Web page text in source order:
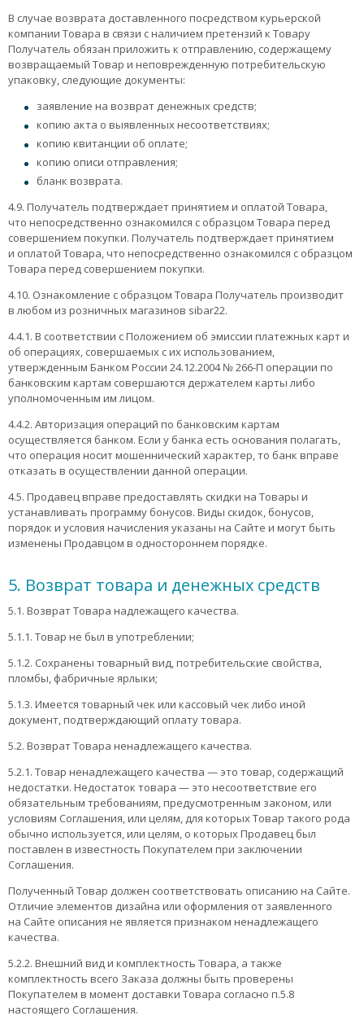
В случае возврата доставленного посредством курьерской
компании Товара в связи с наличием претензий к Товару
Получатель обязан приложить к отправлению, содержащему
возвращаемый Товар и неповрежденную потребительскую
упаковку, следующие документы:
заявление на возврат денежных средств;
копию акта о выявленных несоответствиях;
копию квитанции об оплате;
копию описи отправления;
бланк возврата.
4.9. Получатель подтверждает принятием и оплатой Товара,
что непосредственно ознакомился с образцом Товара перед
совершением покупки. Получатель подтверждает принятием
и оплатой Товара, что непосредственно ознакомился с образцом
Товара перед совершением покупки.
4.10. Ознакомление с образцом Товара Получатель производит
в любом из розничных магазинов sibar22.
4.4.1. В соответствии с Положением об эмиссии платежных карт и
об операциях, совершаемых с их использованием,
утвержденным Банком России 24.12.2004 № 266-П операции по
банковским картам совершаются держателем карты либо
уполномоченным им лицом.
4.4.2. Авторизация операций по банковским картам
осуществляется банком. Если у банка есть основания полагать,
что операция носит мошеннический характер, то банк вправе
отказать в осуществлении данной операции.
4.5. Продавец вправе предоставлять скидки на Товары и
устанавливать программу бонусов. Виды скидок, бонусов,
порядок и условия начисления указаны на Сайте и могут быть
изменены Продавцом в одностороннем порядке.
5. Возврат товара и денежных средств
5.1. Возврат Товара надлежащего качества.
5.1.1. Товар не был в употреблении;
5.1.2. Сохранены товарный вид, потребительские свойства,
пломбы, фабричные ярлыки;
5.1.3. Имеется товарный чек или кассовый чек либо иной
документ, подтверждающий оплату товара.
5.2. Возврат Товара ненадлежащего качества.
5.2.1. Товар ненадлежащего качества — это товар, содержащий
недостатки. Недостаток товара — это несоответствие его
обязательным требованиям, предусмотренным законом, или
условиям Соглашения, или целям, для которых Товар такого рода
обычно используется, или целям, о которых Продавец был
поставлен в известность Покупателем при заключении
Соглашения.
Полученный Товар должен соответствовать описанию на Сайте.
Отличие элементов дизайна или оформления от заявленного
на Сайте описания не является признаком ненадлежащего
качества.
5.2.2. Внешний вид и комплектность Товара, а также
комплектность всего Заказа должны быть проверены
Покупателем в момент доставки Товара согласно п.5.8
настоящего Соглашения.